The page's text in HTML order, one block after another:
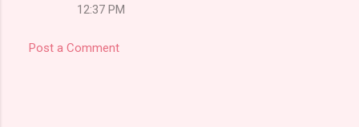
12:37 PM
Post a Comment